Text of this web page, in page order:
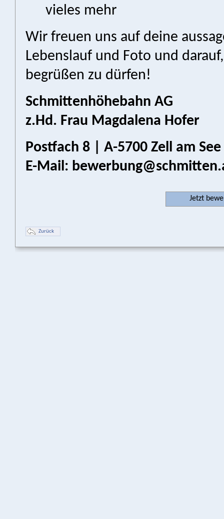
vieles mehr
Wir freuen uns auf deine
Lebenslauf und Foto und
begrüßen zu dürfen!
Schmittenhöhebahn AG
z.Hd. Frau Magdalena Hofer
Postfach 8 | A-5700 Zell am
E-Mail:
Jetzt
Zurück